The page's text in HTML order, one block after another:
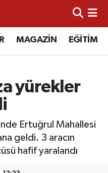
MAGAZİN EĞİTİM
yürekler
Ertuğrul Mahallesi
geldi. 3 aracın
hafif yaralandı
ve Fikstür